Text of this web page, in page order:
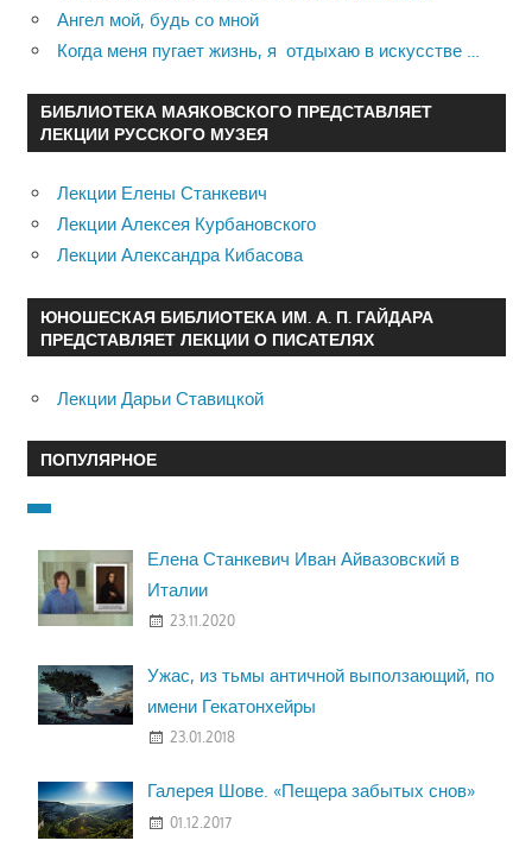
Ангел мой, будь со мной
Когда меня пугает жизнь, я отдыхаю в искусстве …
БИБЛИОТЕКА МАЯКОВСКОГО ПРЕДСТАВЛЯЕТ
ЛЕКЦИИ РУССКОГО МУЗЕЯ
Лекции Елены Станкевич
Лекции Алексея Курбановского
Лекции Александра Кибасова
ЮНОШЕСКАЯ БИБЛИОТЕКА ИМ. А. П. ГАЙДАРА
ПРЕДСТАВЛЯЕТ ЛЕКЦИИ О ПИСАТЕЛЯХ
Лекции Дарьи Ставицкой
ПОПУЛЯРНОЕ
Елена Станкевич Иван Айвазовский в
Италии
23.11.2020
Ужас, из тьмы античной выползающий, по
имени Гекатонхейры
23.01.2018
Галерея Шове. «Пещера забытых снов»
01.12.2017